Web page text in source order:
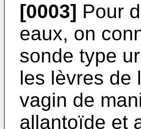
[0003] Pour
eaux, on
sonde type
les lèvres de
vagin de
allantoïde et